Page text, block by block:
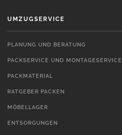
UMZUGSERVICE
PLANUNG UND BERATUNG
PACKSERVICE UND MONTAGESERVICE
PACKMATERIAL
RATGEBER PACKEN
MÖBELLAGER
ENTSORGUNGEN